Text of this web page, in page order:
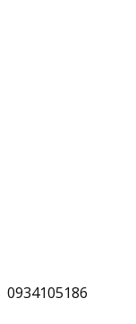
0934105186